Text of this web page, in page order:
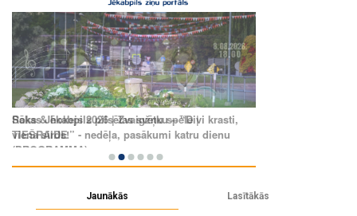
Jaunākās Lasītākās